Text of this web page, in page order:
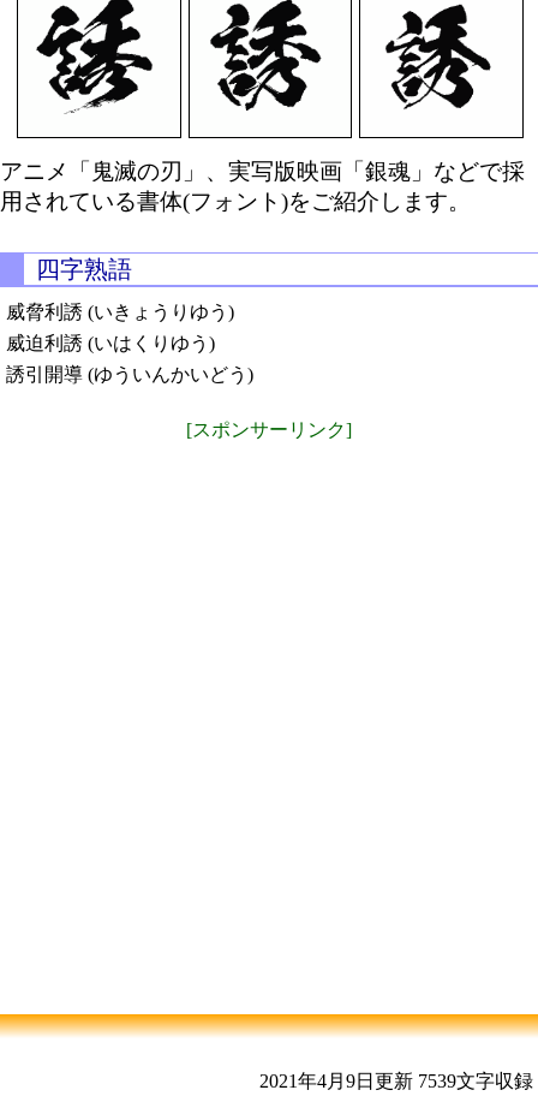
アニメ「鬼滅の刃」、実写版映画「銀魂」などで採
用されている書体(フォント)をご紹介します。
四字熟語
威脅利誘 (いきょうりゆう)
威迫利誘 (いはくりゆう)
誘引開導 (ゆういんかいどう)
[スポンサーリンク]
2021年4月9日更新 7539文字収録